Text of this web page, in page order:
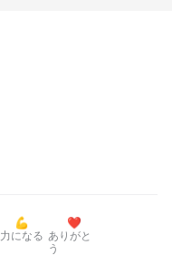
💪
力になる
❤️
ありがと
う